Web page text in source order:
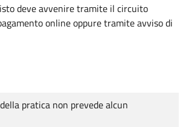
deve avvenire tramite il circuito
online oppure tramite avviso di
pratica non prevede alcun